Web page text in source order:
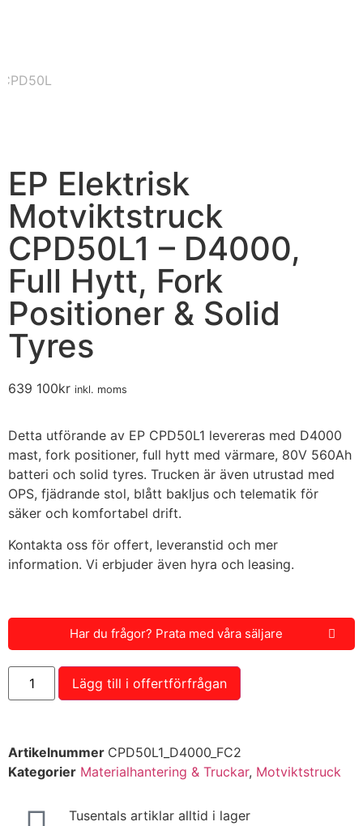
EP Elektrisk
Motviktstruck
CPD50L1 – D4000,
Full Hytt, Fork
Positioner & Solid
Tyres
639 100kr inkl. moms
Detta utförande av EP CPD50L1 levereras med D4000
mast, fork positioner, full hytt med värmare, 80V 560Ah
batteri och solid tyres. Trucken är även utrustad med
OPS, fjädrande stol, blått bakljus och telematik för
säker och komfortabel drift.
Kontakta oss för offert, leveranstid och mer
information. Vi erbjuder även hyra och leasing.
Har du frågor? Prata med våra säljare
Lägg till i offertförfrågan
Artikelnummer CPD50L1_D4000_FC2
Kategorier Materialhantering & Truckar, Motviktstruck
Tusentals artiklar alltid i lager